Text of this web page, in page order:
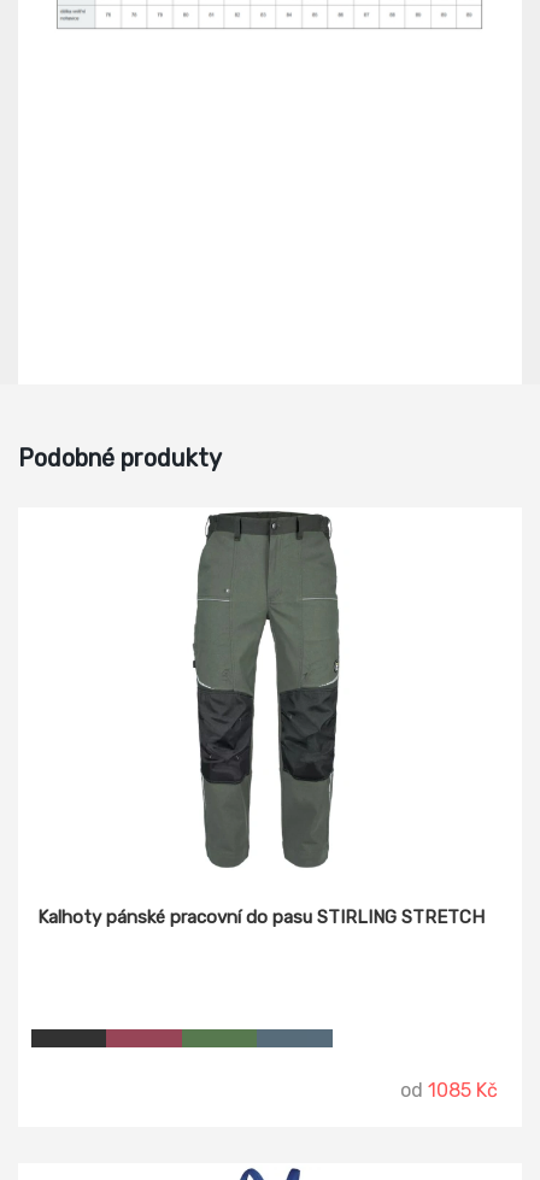
Podobné produkty
Kalhoty pánské pracovní do pasu STIRLING STRETCH
od 1085 Kč